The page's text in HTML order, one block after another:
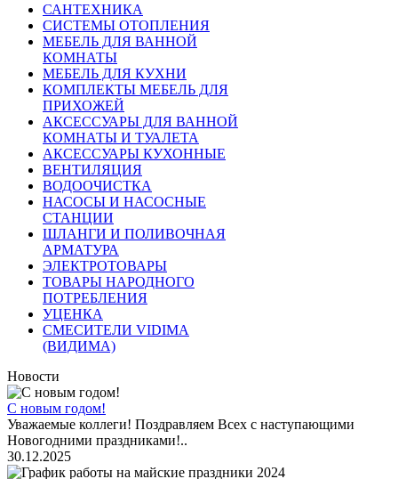
САНТЕХНИКА
СИСТЕМЫ ОТОПЛЕНИЯ
МЕБЕЛЬ ДЛЯ ВАННОЙ
КОМНАТЫ
МЕБЕЛЬ ДЛЯ КУХНИ
КОМПЛЕКТЫ МЕБЕЛЬ ДЛЯ
ПРИХОЖЕЙ
АКСЕССУАРЫ ДЛЯ ВАННОЙ
КОМНАТЫ И ТУАЛЕТА
АКСЕССУАРЫ КУХОННЫЕ
ВЕНТИЛЯЦИЯ
ВОДООЧИСТКА
НАСОСЫ И НАСОСНЫЕ
СТАНЦИИ
ШЛАНГИ И ПОЛИВОЧНАЯ
АРМАТУРА
ЭЛЕКТРОТОВАРЫ
ТОВАРЫ НАРОДНОГО
ПОТРЕБЛЕНИЯ
УЦЕНКА
СМЕСИТЕЛИ VIDIMA
(ВИДИМА)
Новости
С новым годом!
Уважаемые коллеги! Поздравляем Всех с наступающими
Новогодними праздниками!..
30.12.2025